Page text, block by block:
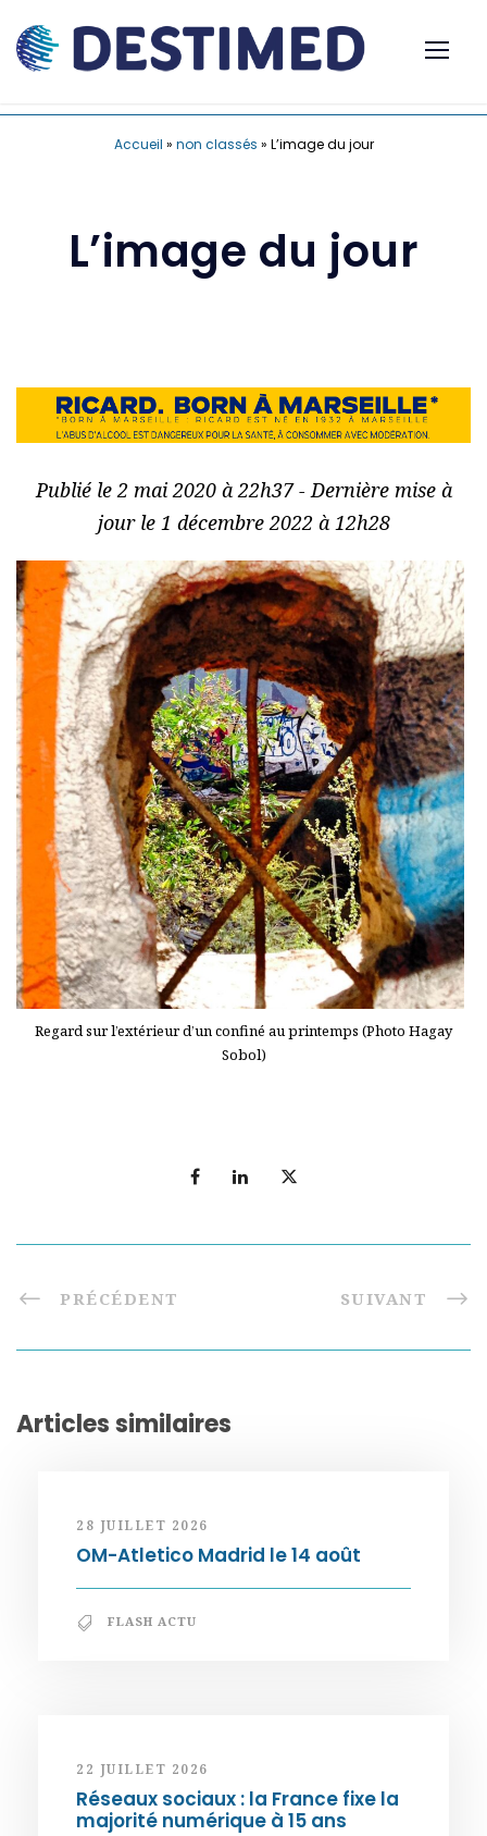
Accueil » non classés » L’image du jour
L’image du jour
Publié le 2 mai 2020 à 22h37 - Dernière mise à
jour le 1 décembre 2022 à 12h28
Regard sur l’extérieur d’un confiné au printemps (Photo Hagay
Sobol)
PRÉCÉDENT SUIVANT
Articles similaires
28 JUILLET 2026
OM-Atletico Madrid le 14 août
FLASH ACTU
22 JUILLET 2026
Réseaux sociaux : la France fixe la
majorité numérique à 15 ans